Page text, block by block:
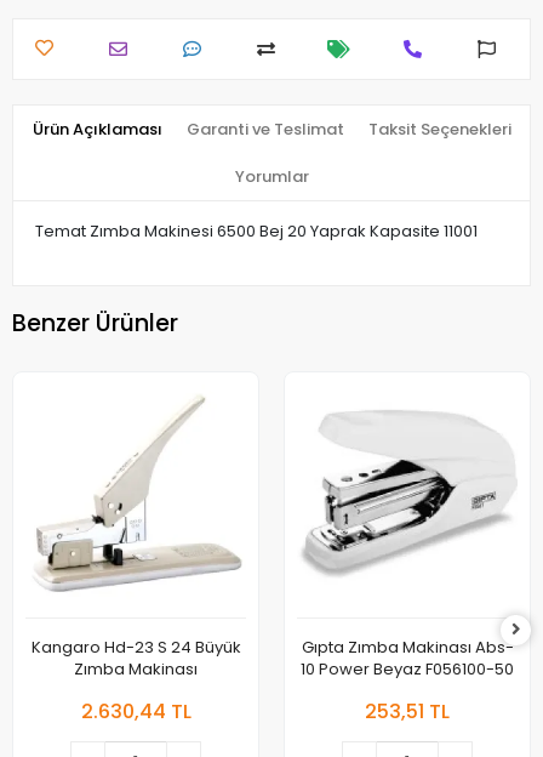
Ürün Açıklaması Garanti ve Teslimat Taksit Seçenekleri
Yorumlar
Temat Zımba Makinesi 6500 Bej 20 Yaprak Kapasite 11001
Benzer Ürünler
Kangaro Hd-23 S 24 Büyük
Zımba Makinası
2.630,44 TL
Gıpta Zımba Makinası Abs-
10 Power Beyaz F056100-50
253,51 TL